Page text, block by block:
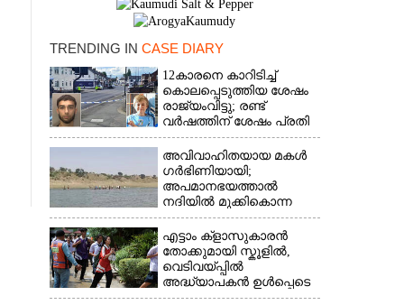
TRENDING IN CASE DIARY
12കാരനെ കാറിടിച്ച്
കൊലപ്പെടുത്തിയ ശേഷം
രാജ്യംവിട്ടു; രണ്ട്
വർഷത്തിന് ശേഷം പ്രതി
പിടിയിൽ
അവിവാഹിതയായ മകൾ
ഗർഭിണിയായി;
അപമാനഭയത്താൽ
നദിയിൽ മുക്കികൊന്ന
പിതാവ് അറസ്റ്റിൽ
എട്ടാം ക്ളാസുകാരൻ
തോക്കുമായി സ്കൂളിൽ,
വെടിവയ്പ്പിൽ
അദ്ധ്യാപകൻ ഉൾപ്പെടെ
രണ്ടുമരണം; 15 പേർക്ക്